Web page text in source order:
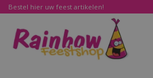
Bestel hier uw feest artikelen!